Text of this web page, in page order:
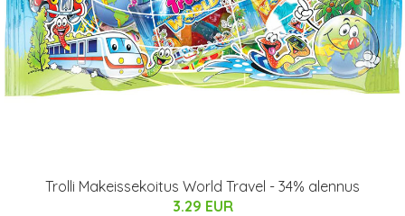
Trolli Makeissekoitus World Travel - 34% alennus
3.29 EUR